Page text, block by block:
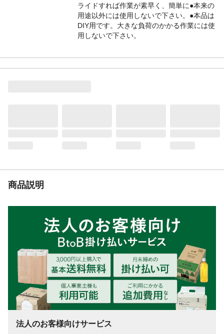
ライドすれば作業が素早く、簡単に●本来の
用途以外には使用しないで下さい。●本品は
DIY用です。大きな負荷のかかる作業には使
用しないで下さい。
商品説明
法人のお客様向けサービス